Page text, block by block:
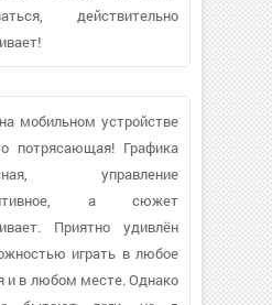
действительно
мобильном устройстве
потрясающая! Графика
управление
а сюжет
Приятно удивлён
играть в любое
и в любом месте. Однако